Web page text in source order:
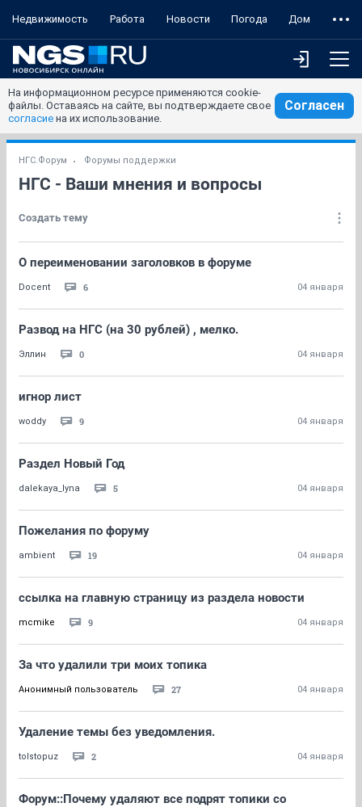
Недвижимость Работа Новости Погода Дом
На информационном ресурсе применяются cookie-
файлы. Оставаясь на сайте, вы подтверждаете свое
согласие на их использование.
Согласен
НГС.Форум Форумы поддержки
НГС - Ваши мнения и вопросы
Создать тему
О переименовании заголовков в форуме
Docent 6 04 января
Развод на НГС (на 30 рублей) , мелко.
Эллин 0 04 января
игнор лист
woddy 9 04 января
Раздел Новый Год
dalekaya_lyna 5 04 января
Пожелания по форуму
ambient 19 04 января
ссылка на главную страницу из раздела новости
mcmike 9 04 января
За что удалили три моих топика
Анонимный пользователь 27 04 января
Удаление темы без уведомления.
tolstopuz 2 04 января
Форум::Почему удаляют все подрят топики со